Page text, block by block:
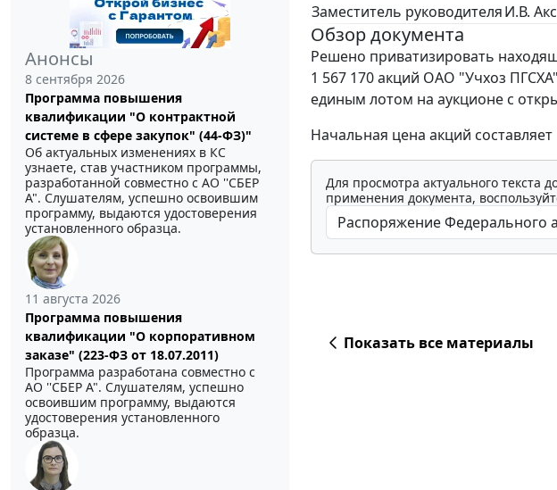
Анонсы
8 сентября 2026
Программа повышения
квалификации "О контрактной
системе в сфере закупок" (44-ФЗ)"
Об актуальных изменениях в КС
узнаете, став участником программы,
разработанной совместно с АО ''СБЕР
А". Слушателям, успешно освоившим
программу, выдаются удостоверения
установленного образца.
11 августа 2026
Программа повышения
квалификации "О корпоративном
заказе" (223-ФЗ от 18.07.2011)
Программа разработана совместно с
АО ''СБЕР А". Слушателям, успешно
освоившим программу, выдаются
удостоверения установленного
образца.
Заместитель руководителяИ.В.
Обзор документа
Решено приватизировать
1 567 170 акций ОАО "Учхоз
единым лотом на аукционе с
Начальная цена акций
Для просмотра актуального текста
применения документа,
Показать все материалы